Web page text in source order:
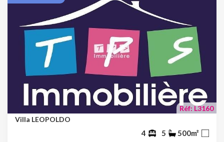
Réf: L3160
Villa LEOPOLDO
4 5 500m²